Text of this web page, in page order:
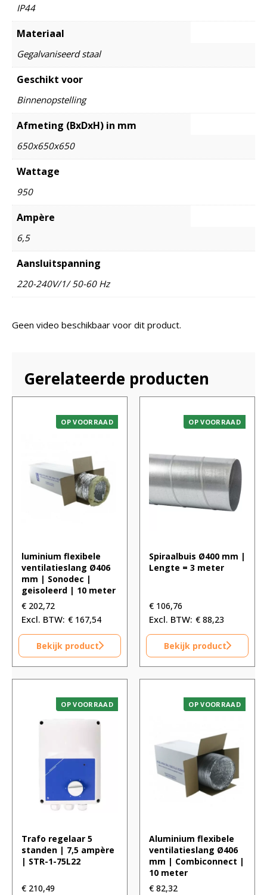
IP44
Materiaal
Gegalvaniseerd staal
Geschikt voor
Binnenopstelling
Afmeting (BxDxH) in mm
650x650x650
Wattage
950
Ampère
6,5
Aansluitspanning
220-240V/1/ 50-60 Hz
Geen video beschikbaar voor dit product.
Gerelateerde producten
OP VOORRAAD
luminium flexibele
ventilatieslang Ø406
mm | Sonodec |
geisoleerd | 10 meter
€ 202,72
€ 167,54
Bekijk product
OP VOORRAAD
Spiraalbuis Ø400 mm |
Lengte = 3 meter
€ 106,76
€ 88,23
Bekijk product
OP VOORRAAD
Trafo regelaar 5
standen | 7,5 ampère
| STR-1-75L22
€ 210,49
OP VOORRAAD
Aluminium flexibele
ventilatieslang Ø406
mm | Combiconnect |
10 meter
€ 82,32